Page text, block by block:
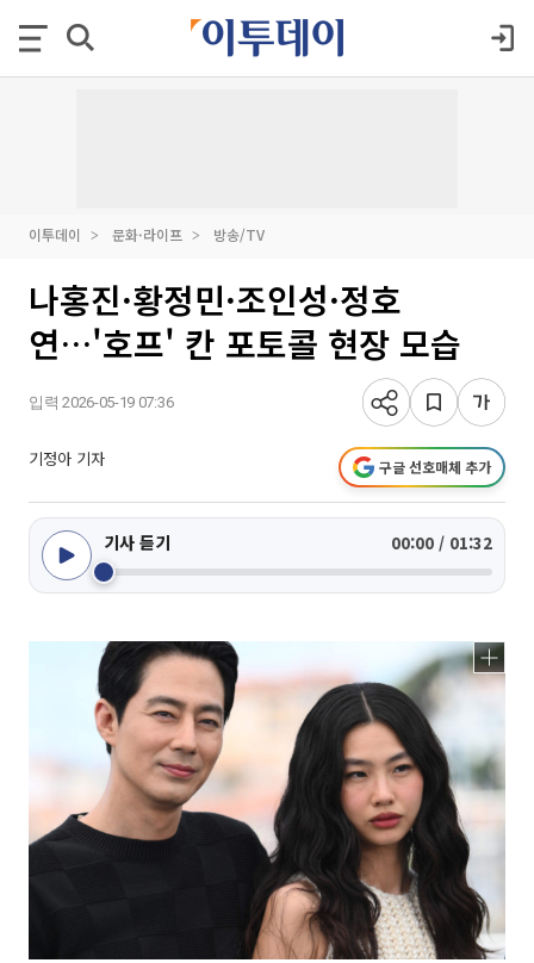
이투데이 문화·라이프 방송/TV
나홍진·황정민·조인성·정호
연…'호프' 칸 포토콜 현장 모습
입력 2026-05-19 07:36
기정아 기자 구글 선호매체 추가
기사 듣기 00:00 / 01:32